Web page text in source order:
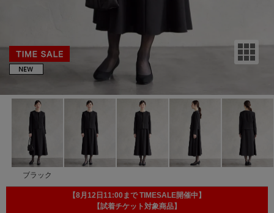
ブラック
【8月12日11:00まで TIMESALE開催中】
【試着チケット対象商品】